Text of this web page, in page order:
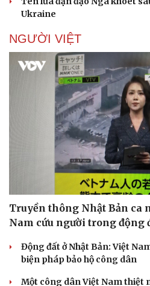
Ukraine
NGƯỜI VIỆT
Truyền thông Nhật Bản ca
Nam cứu người trong động
Động đất ở Nhật Bản: Việt
biện pháp bảo hộ công dân
Một công dân Việt Nam thiệt